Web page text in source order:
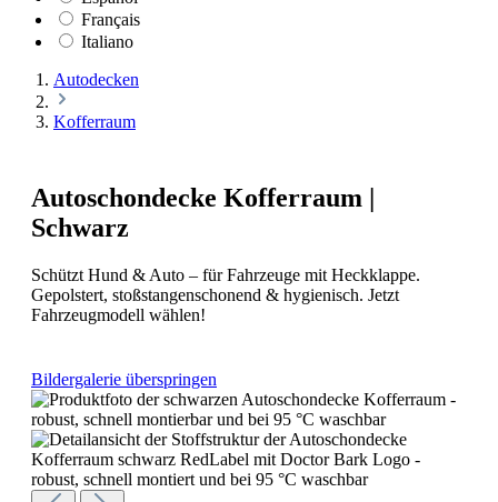
Français
Italiano
Autodecken
Kofferraum
Autoschondecke Kofferraum |
Schwarz
Schützt Hund & Auto – für Fahrzeuge mit Heckklappe.
Gepolstert, stoßstangenschonend & hygienisch. Jetzt
Fahrzeugmodell wählen!
Bildergalerie überspringen